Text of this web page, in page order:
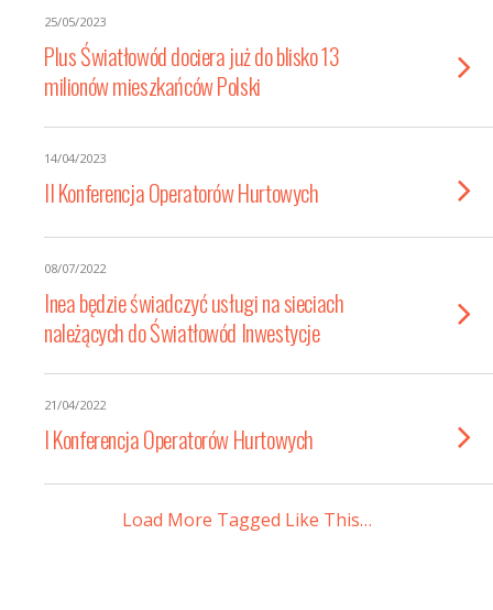
25/05/2023
Plus Światłowód dociera już do blisko 13
milionów mieszkańców Polski
14/04/2023
II Konferencja Operatorów Hurtowych
08/07/2022
Inea będzie świadczyć usługi na sieciach
należących do Światłowód Inwestycje
21/04/2022
I Konferencja Operatorów Hurtowych
Load More Tagged Like This…